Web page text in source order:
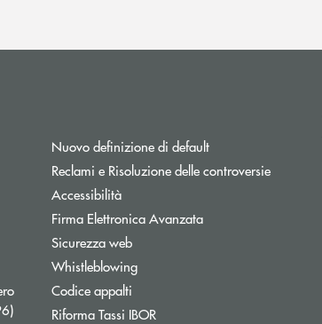
finestra
Apre una nuova finestra
Nuovo definizione di default
Reclami e Risoluzione delle controversie
Accessibilità
Firma Elettronica Avanzata
Sicurezza web
Whistleblowing
Codice appalti
Riforma Tassi IBORApre una nuova finestra